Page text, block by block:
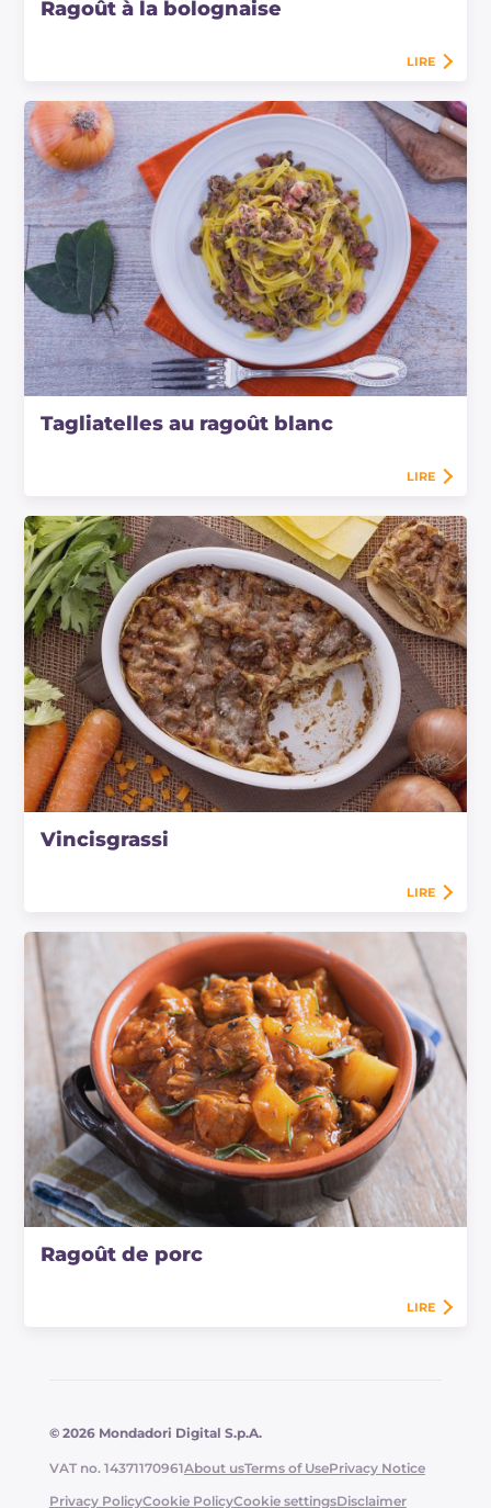
Ragoût à la bolognaise
LIRE
Tagliatelles au ragoût blanc
LIRE
Vincisgrassi
LIRE
Ragoût de porc
LIRE
© 2026 Mondadori Digital S.p.A.
VAT no. 14371170961About usTerms of UsePrivacy Notice
Privacy PolicyCookie PolicyCookie settingsDisclaimer